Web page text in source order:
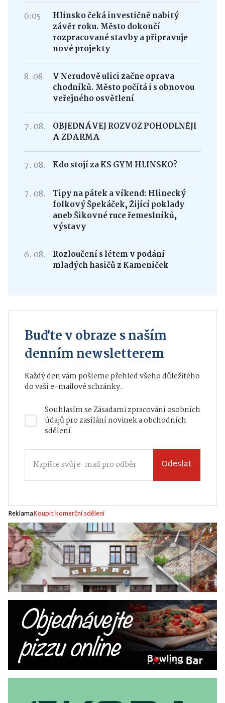
6:05
Hlinsko čeká investičně nabitý
závěr roku. Město dokončí
rozpracované stavby a připravuje
nové projekty
8. 08.
V Nerudově ulici začne oprava
chodníků. Město počítá i s obnovou
veřejného osvětlení
7. 08.
OBJEDNÁVEJ ROZVOZ POHODLNĚJI
A ZDARMA
7. 08. Kdo stojí za KS GYM HLINSKO?
7. 08.
Tipy na pátek a víkend: Hlinecký
folkový Špekáček, Žijící poklady
aneb Šikovné ruce řemeslníků,
výstavy
6. 08.
Rozloučení s létem v podání
mladých hasičů z Kameniček
Buďte v obraze s naším
denním newsletterem
Každý den vám pošleme přehled všeho důležitého
do vaší e-mailové schránky.
Souhlasím seZásadami zpracování osobních
údajůpro zasílání novinek a obchodních
sdělení
Odeslat
ReklamaKoupit komerční sdělení